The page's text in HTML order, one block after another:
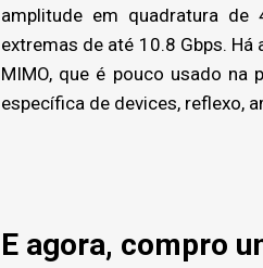
amplitude em quadratura de
extremas de até 10.8 Gbps.
MIMO, que é pouco usado na
específica de devices, reflexo,
E agora, compro